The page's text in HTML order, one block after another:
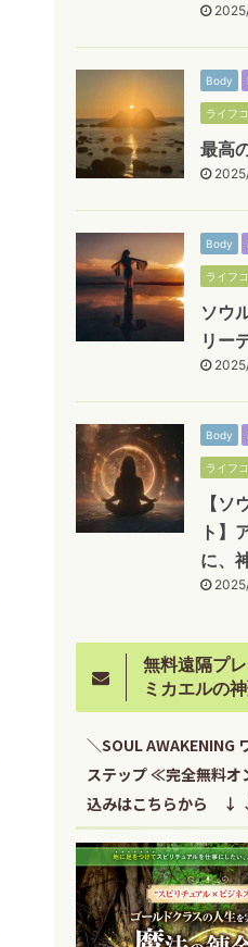
Body
ライフ
最高
Body
ライフ
ソウ
リー
Body
ライフ
【ソ
ト】
に、
無料遠隔プ
ミカエルの
＼SOUL AWAKENING
ステップ ≪完全無料
込みはこちらから